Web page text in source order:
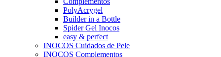
PolyAcrygel
Builder in a Bottle
Spider Gel Inocos
easy & perfect
INOCOS Cuidados de Pele
INOCOS Complementos